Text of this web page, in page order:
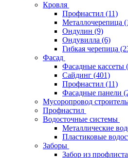
Кровля
Профнастил (11)
Металлочерепица
Ондулин (9)
Ондувилла (6)
Гибкая черепица
Фасад
Фасадные кассеты
Сайдинг (401)
Профнастил (11)
Фасадные панели
Мусоропровод
Профнастил
Водосточные системы
Металлические
Пластиковые
Заборы
Забор из